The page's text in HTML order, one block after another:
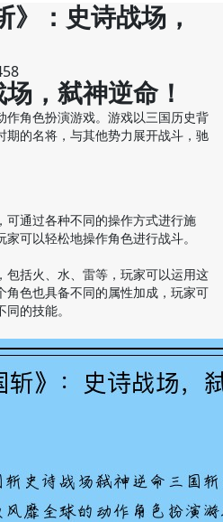
》：史诗战场，
，弑神逆命！
作角色扮演游戏。游戏以三国历史背
期的名将，与其他势力展开战斗，驰
可通过各种不同的操作方式进行施
可以轻松地操作角色进行战斗。
包括火、水、雷等，玩家可以运用这
角色也具备不同的属性加成，玩家可
的技能。